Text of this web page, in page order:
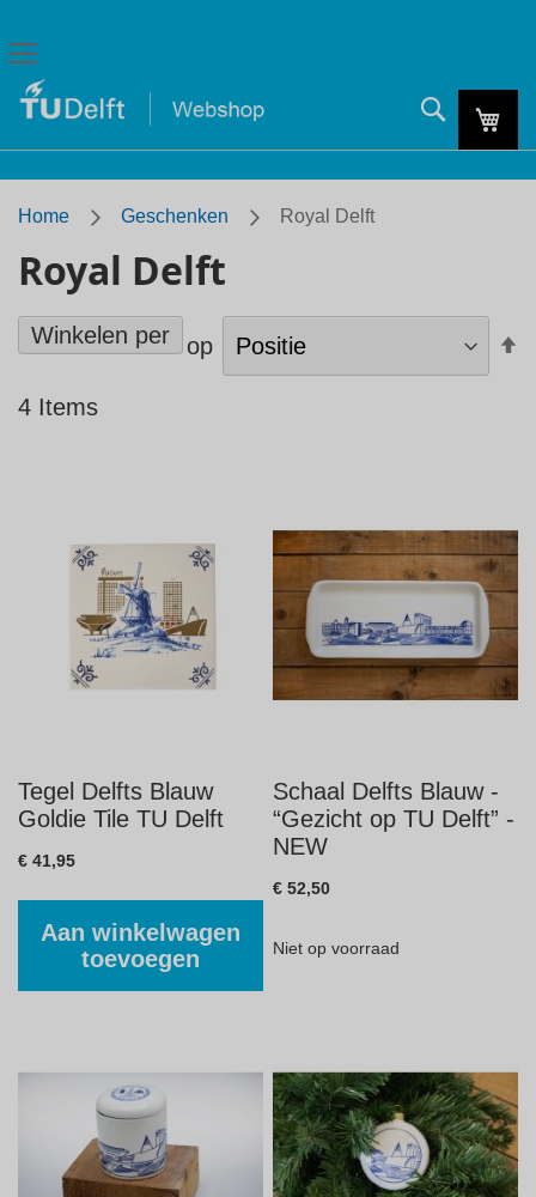
Mijn
Zoeken
Home Geschenken Royal Delft
Royal Delft
4 Items
Sorteer op
Tegel Delfts Blauw
Goldie Tile TU Delft
€ 41,95
Aan winkelwagen
toevoegen
Schaal Delfts Blauw -
“Gezicht op TU Delft” -
NEW
€ 52,50
Niet op voorraad
Winkelen per